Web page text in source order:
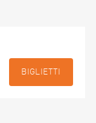
BIGLIETTI